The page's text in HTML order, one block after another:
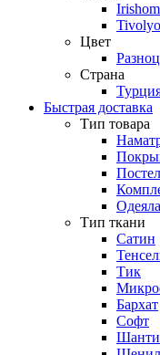
Цвет
Страна
Быстрая доставка
Тип товара
Тип ткани
Сатин
Тик
Бархат
Софт
Шанти